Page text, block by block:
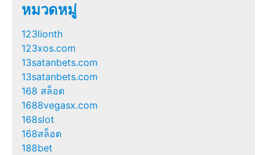
หมวดหมู่
123lionth
123xos.com
13satanbets.com
13satanbets.com
168 สล็อต
1688vegasx.com
168slot
168สล็อต
188bet